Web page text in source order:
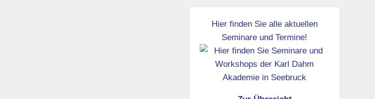
Hier finden Sie alle aktuellen
Seminare und Termine!